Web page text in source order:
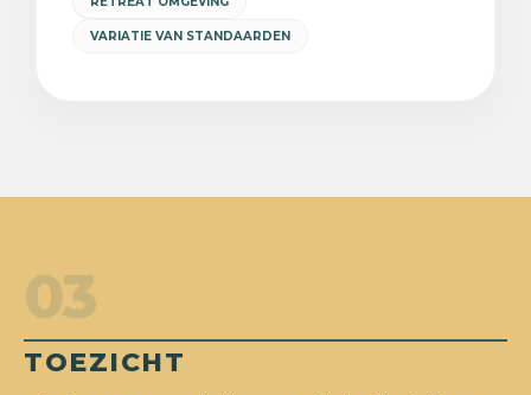
VARIATIE VAN STANDAARDEN
03
TOEZICHT